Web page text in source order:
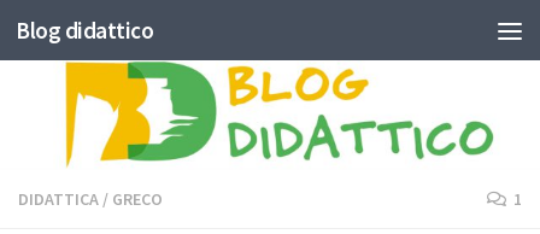
Skip to content
Blog didattico
DIDATTICA / GRECO 1